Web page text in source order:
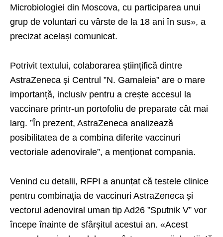
Microbiologiei din Moscova, cu participarea unui
grup de voluntari cu vârste de la 18 ani în sus», a
precizat același comunicat.
Potrivit textului, colaborarea științifică dintre
AstraZeneca și Centrul ”N. Gamaleia” are o mare
importanță, inclusiv pentru a crește accesul la
vaccinare printr-un portofoliu de preparate cât mai
larg. ”În prezent, AstraZeneca analizează
posibilitatea de a combina diferite vaccinuri
vectoriale adenovirale”, a menționat compania.
Venind cu detalii, RFPI a anunțat că testele clinice
pentru combinația de vaccinuri AstraZeneca și
vectorul adenoviral uman tip Ad26 ”Sputnik V” vor
începe înainte de sfârșitul acestui an. «Acest